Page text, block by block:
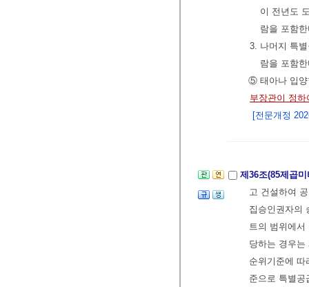
이 전년도
람을 포함
3. 나머지 특
람을 포함
⑤ 태아나 입양
부장관이 정
[전문개정
제36조(85제곱
고 건설하여
집승인권자의
트의 범위에
당하는 경우
순위기준에 따
준으로 특별